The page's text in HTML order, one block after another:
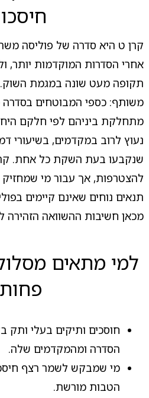
קרן ט היא סדרה של פוליסה
אחרי הסדרות המוקדמות יותר,
תקופה מעט שונה במגמת השוק.
משותף: כספי המבוטחים
מתחלקת ביניהם לפי חלקם
נעוץ לרוב במקדמים, בשיעורי
שנקבעו בעת השקת כל אחת.
להצטרפות, אך עבור מי
תנאים נוחים שאינם קיימים
מכאן חשיבות ההשוואה הזהירה
למי מתאים
חוסכים ותיקים בעלי ותק
הסדרה ומהמקדמים שלה.
מי שמבקש לשמר רצף
הטבות מורשת.